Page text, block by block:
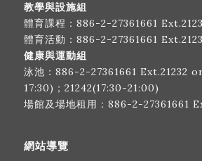
教學與設施組
體育課程： 886-2-27361661
體育活動： 886-2-27361661
健康與運動組
泳池： 886-2-27361661 Ext.21232
17:30)；21242(17:30-21:00)
場館及場地租用： 886-2-27361661
網站導覽